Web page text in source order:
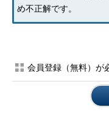
め不正解です。
会員登録（無料）が